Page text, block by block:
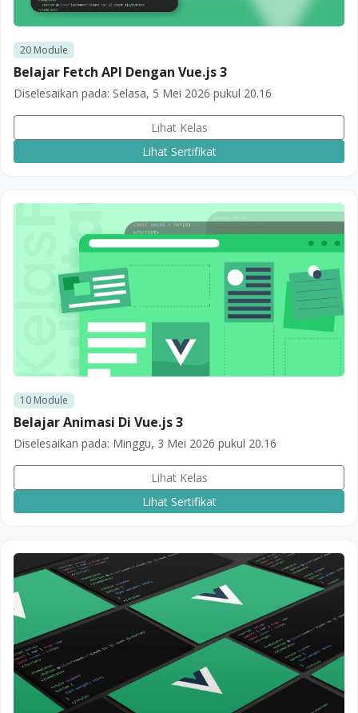
20Module
Belajar Fetch API Dengan Vue.js 3
Diselesaikan pada: Selasa, 5 Mei 2026 pukul 20.16
Lihat Kelas
Lihat Sertifikat
10Module
Belajar Animasi Di Vue.js 3
Diselesaikan pada: Minggu, 3 Mei 2026 pukul 20.16
Lihat Kelas
Lihat Sertifikat